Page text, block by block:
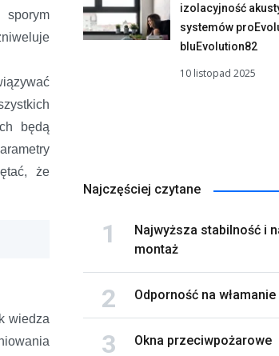
będą
że
wiedza
izolacyjność
systemów
bluEvolution82
10 listopad 2025
Najczęściej czytane
Najwyższa stabilność i
montaż
Odporność na
Okna przeciwpożarowe